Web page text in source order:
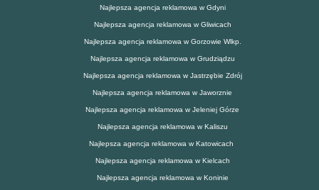
Najlepsza agencja reklamowa w Gdyni
Najlepsza agencja reklamowa w Gliwicach
Najlepsza agencja reklamowa w Gorzowie Wlkp.
Najlepsza agencja reklamowa w Grudziądzu
Najlepsza agencja reklamowa w Jastrzębie Zdrój
Najlepsza agencja reklamowa w Jaworznie
Najlepsza agencja reklamowa w Jeleniej Górze
Najlepsza agencja reklamowa w Kaliszu
Najlepsza agencja reklamowa w Katowicach
Najlepsza agencja reklamowa w Kielcach
Najlepsza agencja reklamowa w Koninie